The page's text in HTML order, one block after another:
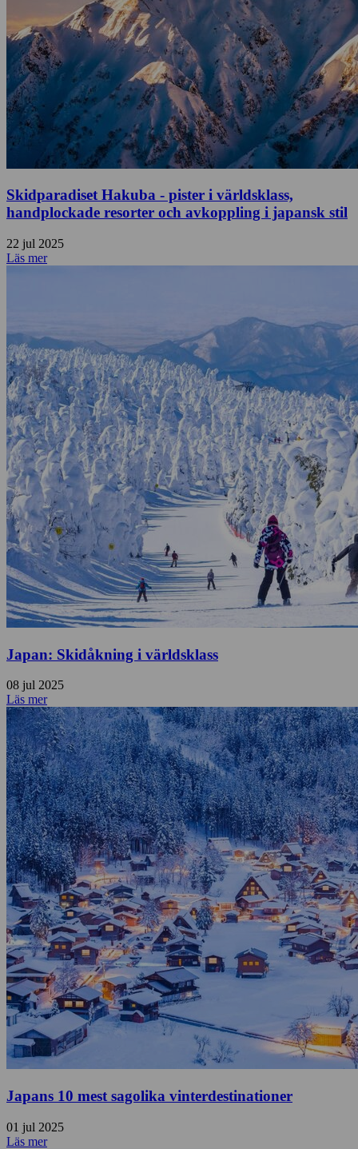
Skidparadiset Hakuba - pister i världsklass,
handplockade resorter och avkoppling i japansk stil
22 jul 2025
Läs mer
Japan: Skidåkning i världsklass
08 jul 2025
Läs mer
Japans 10 mest sagolika vinterdestinationer
01 jul 2025
Läs mer